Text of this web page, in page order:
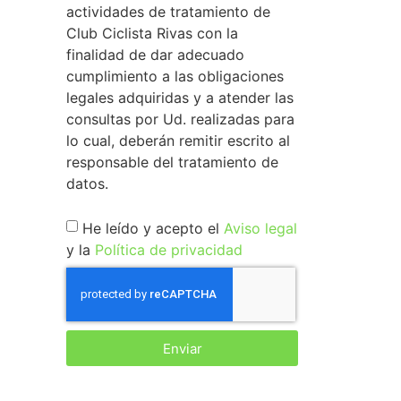
actividades de tratamiento de
Club Ciclista Rivas con la
finalidad de dar adecuado
cumplimiento a las obligaciones
legales adquiridas y a atender las
consultas por Ud. realizadas para
lo cual, deberán remitir escrito al
responsable del tratamiento de
datos.
He leído y acepto el Aviso legal
y la Política de privacidad
Enviar